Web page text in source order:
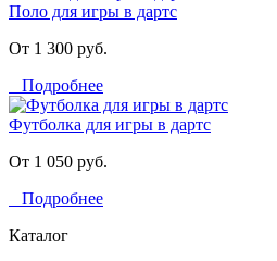
Поло для игры в дартс
От 1 300 руб.
Подробнее
Футболка для игры в дартс
От 1 050 руб.
Подробнее
Каталог